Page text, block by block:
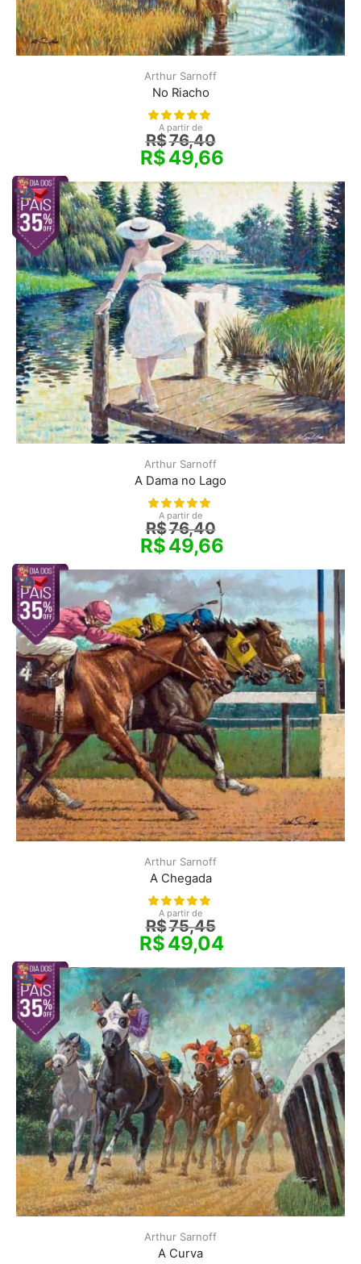
Arthur Sarnoff
No Riacho
A partir de
R$76,40
R$49,66
Arthur Sarnoff
A Dama no Lago
A partir de
R$76,40
R$49,66
Arthur Sarnoff
A Chegada
A partir de
R$75,45
R$49,04
Arthur Sarnoff
A Curva